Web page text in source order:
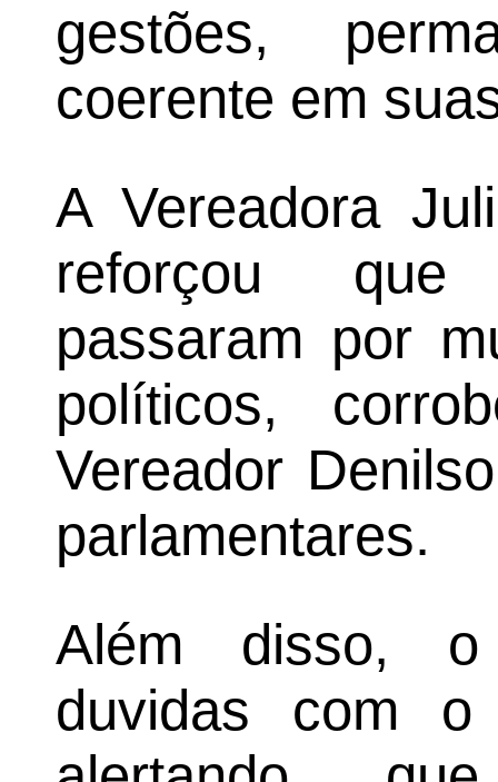
gestões,
coerente em
A Vereadora
reforçou que
passaram por
políticos,
Vereador
parlamentares.
Além disso, o
duvidas com o